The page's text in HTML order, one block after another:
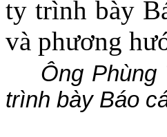
Ông Phùng
trình bày Báo